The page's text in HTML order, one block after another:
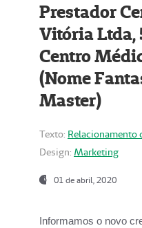
Prestador
Vitória Ltda,
Centro
(Nome
Master)
Texto: Relacionamento
Design: Marketing
01 de abril, 2020
Informamos o novo